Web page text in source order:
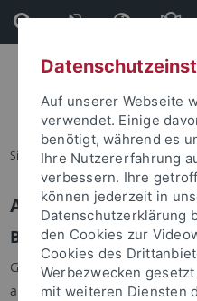
Direkt
zum
Inhalt
Direkt
zur
Fußleiste
Sie sind hier: Startseite
Anmelden
Benutzeranmeldung
Geben Sie Ihren
anzumelden:
Auf unserer Webseite
verwendet. Einige
benötigt, während es
Ihre Nutzererfahrung
verbessern. Ihre
können jederzeit in
Datenschutzerklärung
den Cookies zur
Cookies des
Werbezwecken
mit weiteren Diensten